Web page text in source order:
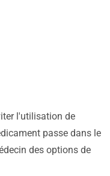
l'utilisation de
passe dans le
des options de